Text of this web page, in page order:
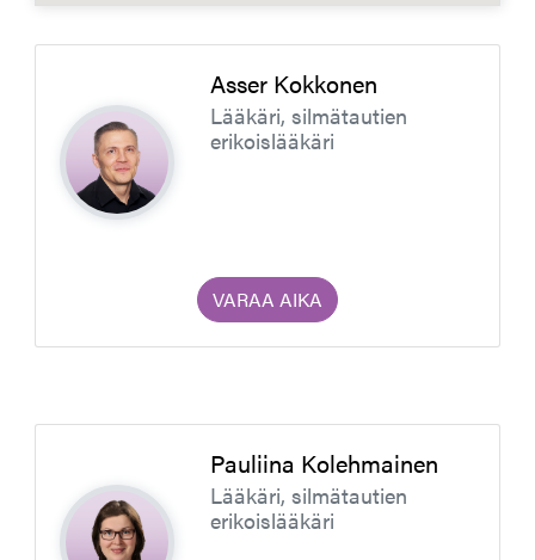
Asser Kokkonen
Lääkäri, silmätautien
erikoislääkäri
VARAA AIKA
Pauliina Kolehmainen
Lääkäri, silmätautien
erikoislääkäri